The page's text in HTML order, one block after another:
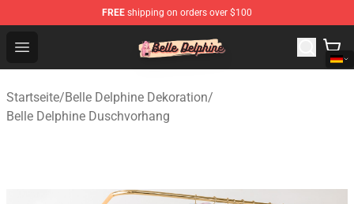
FREE shipping on orders over $100
Open menu
Belle Delphine Store - Official Belle Delphine
Startseite/Belle Delphine Dekoration/
Belle Delphine Duschvorhang